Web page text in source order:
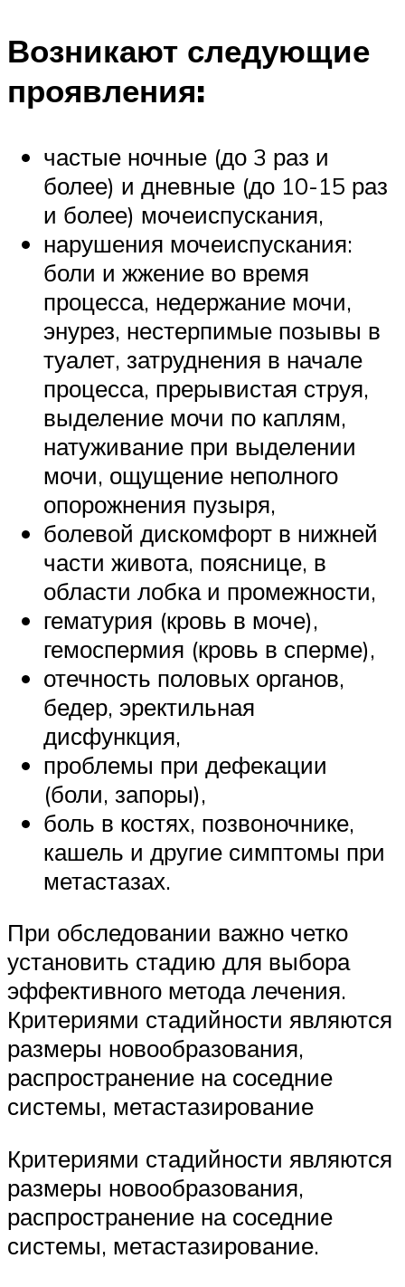
Возникают следующие
проявления:
частые ночные (до 3 раз и
более) и дневные (до 10-15 раз
и более) мочеиспускания,
нарушения мочеиспускания:
боли и жжение во время
процесса, недержание мочи,
энурез, нестерпимые позывы в
туалет, затруднения в начале
процесса, прерывистая струя,
выделение мочи по каплям,
натуживание при выделении
мочи, ощущение неполного
опорожнения пузыря,
болевой дискомфорт в нижней
части живота, пояснице, в
области лобка и промежности,
гематурия (кровь в моче),
гемоспермия (кровь в сперме),
отечность половых органов,
бедер, эректильная
дисфункция,
проблемы при дефекации
(боли, запоры),
боль в костях, позвоночнике,
кашель и другие симптомы при
метастазах.
При обследовании важно четко
установить стадию для выбора
эффективного метода лечения.
Критериями стадийности являются
размеры новообразования,
распространение на соседние
системы, метастазирование
Критериями стадийности являются
размеры новообразования,
распространение на соседние
системы, метастазирование.